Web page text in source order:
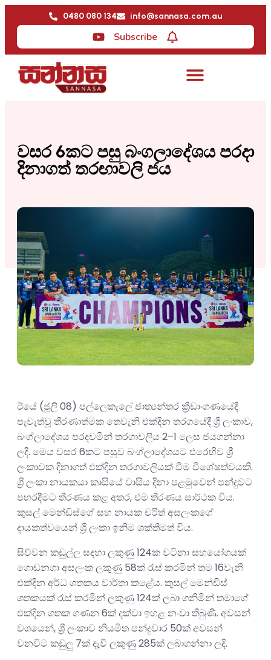
0480 080 134 info@sannasa.com.au
Subscribe
වසර 6කට පසු බංගලාදේශය පරදා
දිනාගත් තරඟාවලි ජය
ඊයේ (ජූලි 08) පල්ලෙකැලේ ජාත්‍යන්තර ක්‍රීඩාංගණයේදී
පැවැත්වූ තීරණාත්මක තෙවැනි එක්දින තරගයේදී ශ්‍රී ලංකාව,
බංග්ලාදේශය පරදවමින් තරගාවලිය 2–1 ලෙස ජයගන්නා
ලදී. මෙය වසර 6කට පසුව බංග්ලාදේශයට එරෙහිව ශ්‍රී
ලංකාවක දිනාගත් එක්දින තරගාවලියක් වීම විශේෂත්වයකි.
ශ්‍රී ලංකා නායකයා කාසියේ වාසිය දිනා පළමුවෙන් පන්දුවට
පහරදීමට තීරණය කළ අතර, එම තීරණය සාර්ථක විය.
කුසල් මෙන්ඩිස්ගේ සහ නායක චරිත් අසලංකගේ
දායකත්වයෙන් ශ්‍රී ලංකා ඉනිම ශක්තිමත් විය.
සිව්වන කඩුල්ල සදහා ලකුණු 124ක වටිනා සහයෝගයක්
ගොඩනගා අසලංක ලකුණු 58ක් රැස් කරමින් තම 16වැනි
එක්දින අර්ධ ශතකය වාර්තා කළේය. කුසල් මෙන්ඩිස්
ශතකයක් රැස් කරමින් ලකුණු 124ක් ලබා ගනිමින් තමාගේ
එක්දින ශතක ගණන 6ක් දක්වා ඉහළ නංවා තිබුණි. අවසන්
වශයෙන්, ශ්‍රී ලංකාව නියමිත පන්දුවාර 50ක් අවසන්
වනවිට කඩුලු 7ක් දැවී ලකුණු 285ක් ලබාගන්නා ලදි.